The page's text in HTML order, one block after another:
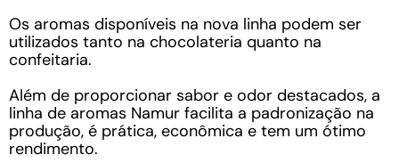
Os aromas disponíveis na nova linha podem ser
utilizados tanto na chocolateria quanto na
confeitaria.
Além de proporcionar sabor e odor destacados, a
linha de aromas Namur facilita a padronização na
produção, é prática, econômica e tem um ótimo
rendimento.